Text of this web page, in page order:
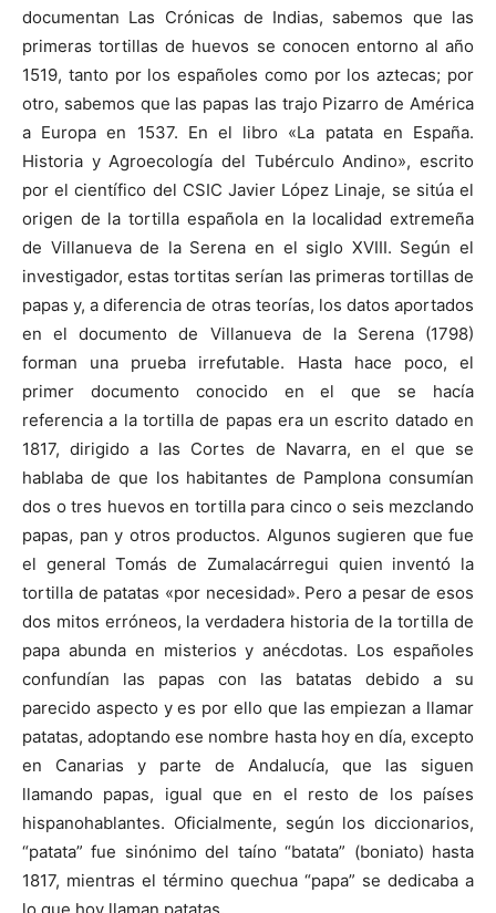
documentan Las Crónicas de Indias, sabemos que las
primeras tortillas de huevos se conocen entorno al año
1519, tanto por los españoles como por los aztecas; por
otro, sabemos que las papas las trajo Pizarro de América
a Europa en 1537. En el libro «La patata en España.
Historia y Agroecología del Tubérculo Andino», escrito
por el científico del CSIC Javier López Linaje, se sitúa el
origen de la tortilla española en la localidad extremeña
de Villanueva de la Serena en el siglo XVIII. Según el
investigador, estas tortitas serían las primeras tortillas de
papas y, a diferencia de otras teorías, los datos aportados
en el documento de Villanueva de la Serena (1798)
forman una prueba irrefutable. Hasta hace poco, el
primer documento conocido en el que se hacía
referencia a la tortilla de papas era un escrito datado en
1817, dirigido a las Cortes de Navarra, en el que se
hablaba de que los habitantes de Pamplona consumían
dos o tres huevos en tortilla para cinco o seis mezclando
papas, pan y otros productos. Algunos sugieren que fue
el general Tomás de Zumalacárregui quien inventó la
tortilla de patatas «por necesidad». Pero a pesar de esos
dos mitos erróneos, la verdadera historia de la tortilla de
papa abunda en misterios y anécdotas. Los españoles
confundían las papas con las batatas debido a su
parecido aspecto y es por ello que las empiezan a llamar
patatas, adoptando ese nombre hasta hoy en día, excepto
en Canarias y parte de Andalucía, que las siguen
llamando papas, igual que en el resto de los países
hispanohablantes. Oficialmente, según los diccionarios,
“patata” fue sinónimo del taíno “batata” (boniato) hasta
1817, mientras el término quechua “papa” se dedicaba a
lo que hoy llaman patatas.